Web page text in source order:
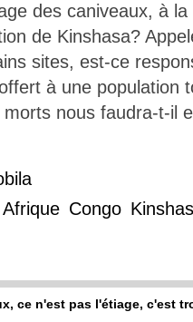
des caniveaux, à
de Kinshasa?
sites, est-ce
à une population
nous faudra-t-il
Afrique Congo
ce n'est pas l'étiage, c'est